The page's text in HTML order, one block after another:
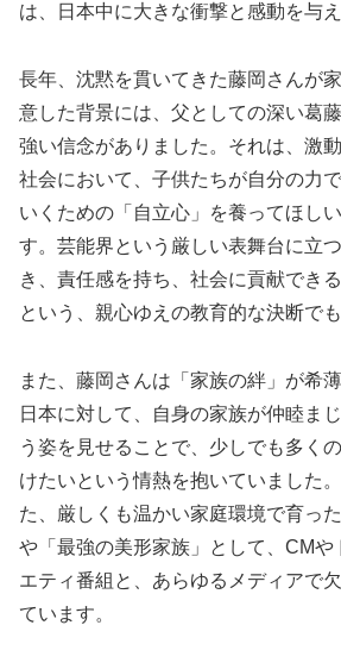
は、日本中に大きな衝撃と感動を与え
長年、沈黙を貫いてきた藤岡さんが
意した背景には、父としての深い葛
強い信念がありました。それは、激
社会において、子供たちが自分の力
いくための「自立心」を養ってほし
す。芸能界という厳しい表舞台に立
き、責任感を持ち、社会に貢献でき
という、親心ゆえの教育的な決断でも
また、藤岡さんは「家族の絆」が希
日本に対して、自身の家族が仲睦ま
う姿を見せることで、少しでも多く
けたいという情熱を抱いていました
た、厳しくも温かい家庭環境で育っ
や「最強の美形家族」として、CMや
エティ番組と、あらゆるメディアで
ています。